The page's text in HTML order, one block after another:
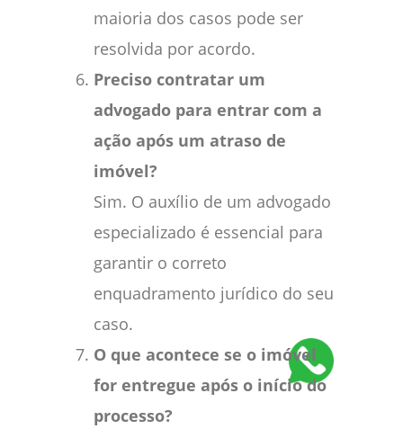
maioria dos casos pode ser
resolvida por acordo.
Preciso contratar um
advogado para entrar com a
ação após um atraso de
imóvel?
Sim. O auxílio de um advogado
especializado é essencial para
garantir o correto
enquadramento jurídico do seu
caso.
O que acontece se o imóvel
for entregue após o início do
processo?